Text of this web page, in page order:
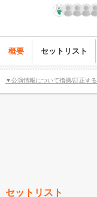
概要 セットリスト
▼公演情報について指摘/訂正する
セットリスト